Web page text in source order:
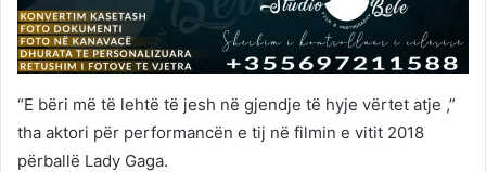
“E bëri më të lehtë të jesh në gjendje të hyje vërtet atje ,”
tha aktori për performancën e tij në filmin e vitit 2018
përballë Lady Gaga.